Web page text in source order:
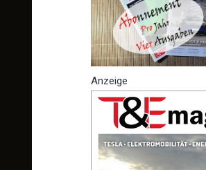
Anzeige